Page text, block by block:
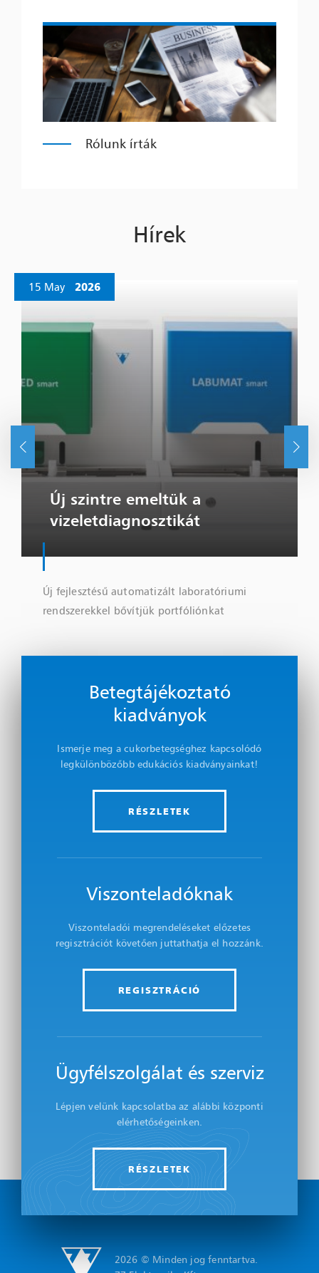
Rólunk írták
Hírek
Új szintre emeltük a
vizeletdiagnosztikát
15 May 2026
Új fejlesztésű automatizált laboratóriumi
rendszerekkel bővítjük portfóliónkat
Betegtájékoztató
kiadványok
Ismerje meg a cukorbetegséghez kapcsolódó
legkülönbözőbb edukációs kiadványainkat!
RÉSZLETEK
Viszonteladóknak
Viszonteladói megrendeléseket előzetes
regisztrációt követően juttathatja el hozzánk.
REGISZTRÁCIÓ
Ügyfélszolgálat és szerviz
Lépjen velünk kapcsolatba az alábbi központi
elérhetőségeinken.
RÉSZLETEK
2026 © Minden jog fenntartva.